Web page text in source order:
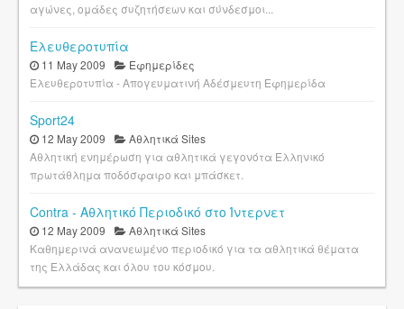
αγώνες, ομάδες συζητήσεων και σύνδεσμοι...
Ελευθεροτυπία
11 May 2009
Εφημερίδες
Ελευθεροτυπία - Απογευματινή Αδέσμευτη Εφημερίδα
Sport24
12 May 2009
Αθλητικά Sites
Αθλητική ενημέρωση για αθλητικά γεγονότα Ελληνικό
πρωτάθλημα ποδόσφαιρο και μπάσκετ.
Contra - Αθλητικό Περιοδικό στο Ίντερνετ
12 May 2009
Αθλητικά Sites
Καθημερινά ανανεωμένο περιοδικό για τα αθλητικά θέματα
της Ελλάδας και όλου του κόσμου.